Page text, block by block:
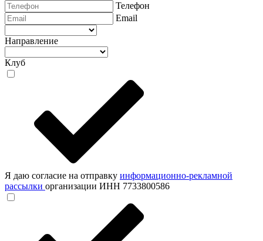
Телефон
Email
Направление
Клуб
Я даю согласие на отправку информационно-рекламной
рассылки организации ИНН 7733800586